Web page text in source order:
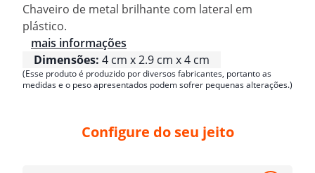
Chaveiro de metal brilhante com lateral em
plástico.
mais informações
Dimensões: 4 cm x 2.9 cm x 4 cm
(Esse produto é produzido por diversos fabricantes, portanto as
medidas e o peso apresentados podem sofrer pequenas alterações.)
Configure do seu jeito